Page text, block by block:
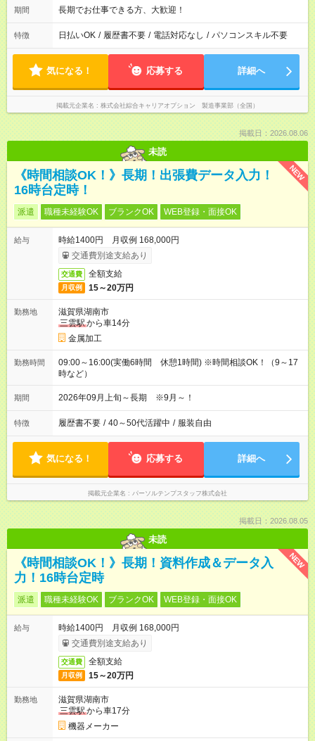
期間 長期でお仕事できる方、大歓迎！
特徴 日払いOK / 履歴書不要 / 電話対応なし / パソコンスキル不要
気になる！ 応募する 詳細へ
掲載元企業名 株式会社綜合キャリアオプション 製造事業部（全国）
掲載日：2026.08.06
未読
NEW
《時間相談OK！》長期！出張費データ入力！
16時台定時！
派遣 職種未経験OK ブランクOK WEB登録・面接OK
給与
時給1400円 月収例 168,000円
交通費別途支給あり
交通費 全額支給
月収例 15～20万円
勤務地
滋賀県湖南市
三雲駅から車14分
金属加工
勤務時間
09:00～16:00(実働6時間 休憩1時間) ※時間相談OK！（9～17
時など）
期間 2026年09月上旬～長期 ※9月～！
特徴 履歴書不要 / 40～50代活躍中 / 服装自由
気になる！ 応募する 詳細へ
掲載元企業名 パーソルテンプスタッフ株式会社
掲載日：2026.08.05
未読
NEW
《時間相談OK！》長期！資料作成＆データ入
力！16時台定時
派遣 職種未経験OK ブランクOK WEB登録・面接OK
給与
時給1400円 月収例 168,000円
交通費別途支給あり
交通費 全額支給
月収例 15～20万円
勤務地
滋賀県湖南市
三雲駅から車17分
機器メーカー